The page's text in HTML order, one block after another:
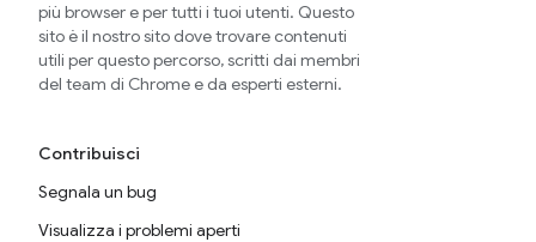
più browser e per tutti i tuoi utenti. Questo
sito è il nostro sito dove trovare contenuti
utili per questo percorso, scritti dai membri
del team di Chrome e da esperti esterni.
Contribuisci
Segnala un bug
Visualizza i problemi aperti